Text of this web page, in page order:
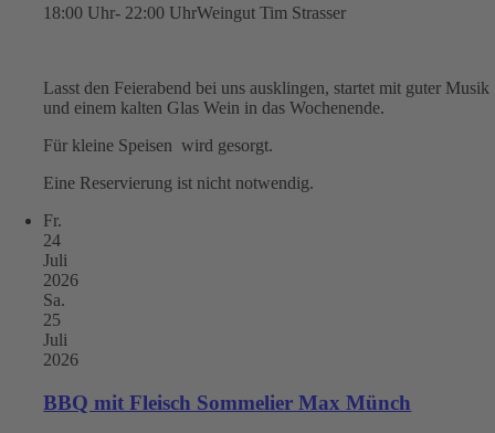
18:00 Uhr- 22:00 UhrWeingut Tim Strasser
Lasst den Feierabend bei uns ausklingen, startet mit guter Musik
und einem kalten Glas Wein in das Wochenende.
Für kleine Speisen wird gesorgt.
Eine Reservierung ist nicht notwendig.
Fr.
24
Juli
2026
Sa.
25
Juli
2026
BBQ mit Fleisch Sommelier Max Münch